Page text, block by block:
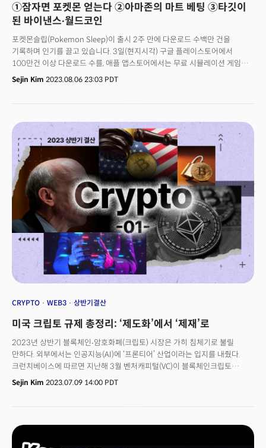
①잠자면 포켓몬 얻는다 ②아마존의 마트 베팅 ③타깃이
된 바이낸스∙월드코인
포켓몬슬립(Pokemon Sleep)이 출시 2주 만에 다운로드 수백만 건을
기록하며 인기를 끌고 있습니다. 3일(현지시각) 구글 플레이스토어에서
100만건 이상 다운로드 수를, 애플 앱스토어에서는 무료 시뮬레이션 게임
상위 2위에 있죠. 포켓몬고의 개발사 나이앤틱(Niantic)이 만든 포켓몬슬립은
일종의 수면 건강 앱입니다. 사용자가 앱을 켜놓고 자면 앱은 사용자의 수면을
누르면 자동으로 계측을 시작하고 잠에서 깬 뒤 계측 종료 버튼을 눌러 수면
시간을 기록할 수 있습니다. 수면은 깊이에 따라 꾸벅꾸벅, 새근새근, 쿨쿨
3단계로 나뉩니다. 비율에 따라 그날의 수면 타입이 정해지고 사용자와 같은
특성을 가진 포켓몬이 모여들죠. 사용자는 아침에 이를 확인할 수 있습니다.
포켓몬을 위한 과자 포켓사블레, 잠만보의 성장을 위한 나무열매, 수면계측 후
지급하는 꿈의 조각 등으로 게임 요소를 더했습니다. 👉 1만보∙마음챙김…
건강 앱 열풍건강앱은 사용을 많이 해도 사용자가 핸드폰 사용량에 대한
죄책감을 덜 수 있는 특징이 있습니다. 이는 곧 장기체류와 앱 수익으로
이어지죠. 이에 건강∙식단관리 앱 마이피트니스팔(MyFitnessPal), 명상 앱 캄
(Calm), 나이키 등이 건강 앱 시장을 두고 각축전을 벌이고 있습니다.
마이피트니스팔은 2억명 이상의 사용자를 보유하고 있으며 수익의 대부분이
구독에서 나오죠. 캄은 명상에 연 70달러를 지불하는 400만명 이상의
사용자를 보유하고 있습니다. 나이키는 지난해 디지털 수익의 거의 절반이
나이키 트레이닝클럽, 런클럽 등 자사 건강 앱에서 발생했다고 밝혔습니다.
포켓몬고는 출시 이후 10억회 다운로드 수를 기록한 데 이어 2020년에는
신작들을 선보였지만 이렇다 할 히트작이 없었죠. 이에 회사는 건강이라는
트렌드에 맞춘 포켓몬슬립을 출시, 오랜만에 웃음을 짓고 있습니다. 2023년
2월 모닝컨설트 데이터에 따르면 미국 성인의 40% 이상이 건강 앱을
사용하고 있으며 이 중 50% 이상이 매일 건강 앱을 확인하는 것으로
나타났습니다. 건강 앱 사용량은 2018년 12월 이후 6%, 웨어러블기기
사용은 8% 증가했습니다.
Sejin Kim 2023.08.06 23:03 PDT
CRYPTO WEB3 상반기결산
미국 크립토 규제 총정리: ‘제도화’에서 ‘제재’로
2023년 상반기 블록체인∙암호화폐(크립토) 시장은 가히 침체기로 불릴
만하다. 외부에서는 인공지능(AI)에 ‘프론티어’ 산업이라는 입지를 내줬다.
크런치베이스에 따르면 지난해 3월 벤처캐피털(VC)이 블록체인크립토
산업을 일컫는 ‘웹3’분야에 투자한 금액은 45억달러 수준이었지만, 올해
3월에는 8억달러 아래로 내려갔다. 반면 6월 4일 피치북 데이터 기준 올 5월
어떤 일이 있었길래 시장의 관심이 옮겨간 걸까? 크립토 시장은 거대한
사기였을까? 이 질문을 이해하기 위해 더밀크는 2023년 상반기 암호화폐
Sejin Kim 2023.07.09 14:00 PDT